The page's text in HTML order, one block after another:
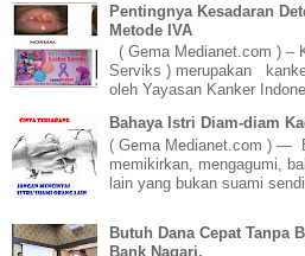
Pentingnya Kesadaran
Metode IVA
( Gema Medianet.com ) –
Serviks ) merupakan
oleh Yayasan Kanker
Bahaya Istri Diam-diam
( Gema Medianet.com ) —
memikirkan, mengagumi,
lain yang bukan suami
Butuh Dana Cepat Tanpa
Bank Nagari.